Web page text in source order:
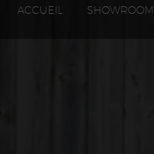
ACCUEIL SHOWROOM